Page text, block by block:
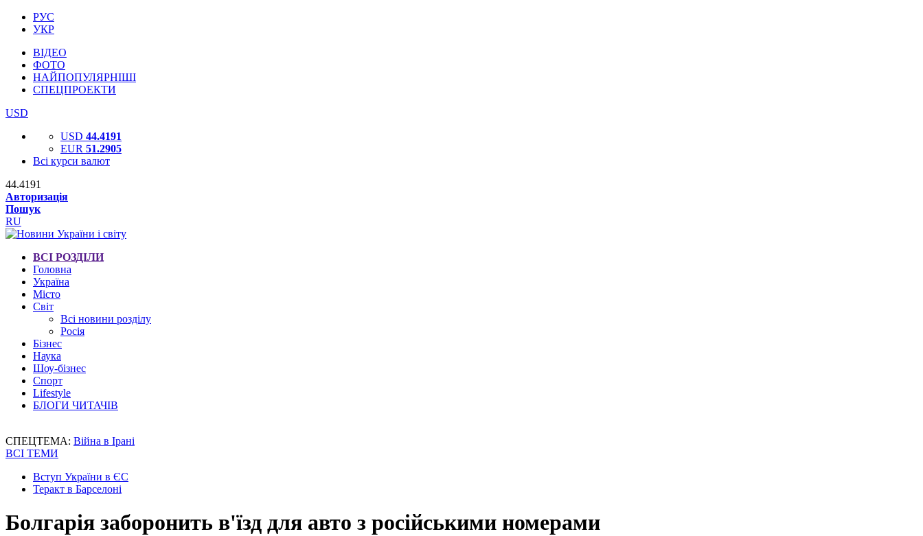
РУС
УКР
ВІДЕО
ФОТО
НАЙПОПУЛЯРНІШІ
СПЕЦПРОЕКТИ
USD
USD 44.4191
EUR 51.2905
Всі курси валют
44.4191
Авторизація
Пошук
RU
ВСІ РОЗДІЛИ
Головна
Україна
Місто
Світ
Всі новини розділу
Росія
Бізнес
Наука
Шоу-бізнес
Спорт
Lifestyle
БЛОГИ ЧИТАЧІВ
СПЕЦТЕМА: Війна в Ірані
ВСІ ТЕМИ
Вступ України в ЄС
Теракт в Барселоні
Болгарія заборонить в'їзд для авто з російськими номерами